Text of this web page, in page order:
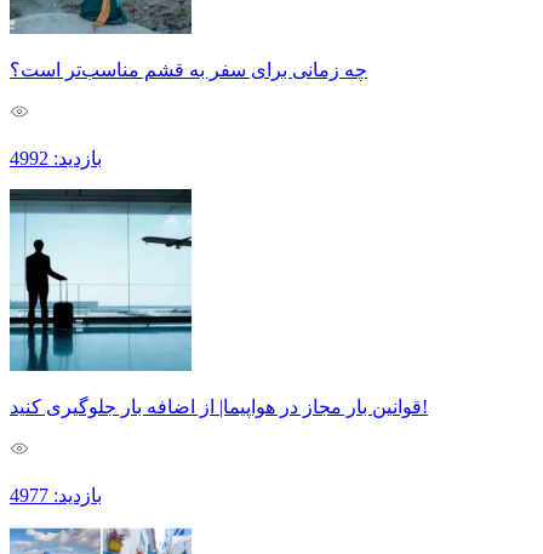
چه زمانی برای سفر به قشم مناسب‌تر است؟
بازدید: 4992
قوانین بار مجاز در هواپیما| از اضافه بار جلوگیری کنید!
بازدید: 4977